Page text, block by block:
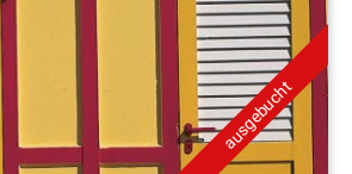
ausgebucht